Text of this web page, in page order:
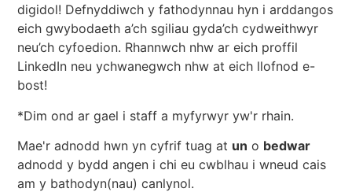
digidol! Defnyddiwch y fathodynnau hyn i arddangos
eich gwybodaeth a’ch sgiliau gyda’ch cydweithwyr
neu’ch cyfoedion. Rhannwch nhw ar eich proffil
LinkedIn neu ychwanegwch nhw at eich llofnod e-
bost!
*Dim ond ar gael i staff a myfyrwyr yw'r rhain.
Mae'r adnodd hwn yn cyfrif tuag at un o bedwar
adnodd y bydd angen i chi eu cwblhau i wneud cais
am y bathodyn(nau) canlynol.